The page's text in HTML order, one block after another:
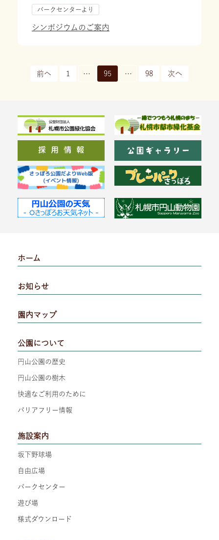
パークセンターより
シンポジウムのご案内
前へ 1 … 95 … 98 次へ
ホーム
お知らせ
園内マップ
公園について
円山公園の歴史
円山公園の樹木
快適なご利用のために
バリアフリー情報
施設案内
坂下野球場
自由広場
パークセンター
遊び場
様式ダウンロード